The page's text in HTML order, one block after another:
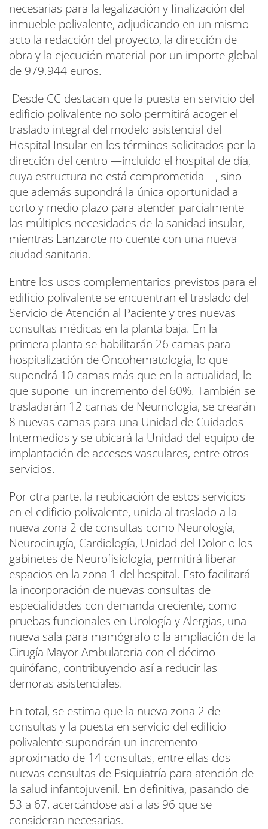
necesarias para la legalización y finalización del
inmueble polivalente, adjudicando en un mismo
acto la redacción del proyecto, la dirección de
obra y la ejecución material por un importe global
de 979.944 euros.
Desde CC destacan que la puesta en servicio del
edificio polivalente no solo permitirá acoger el
traslado integral del modelo asistencial del
Hospital Insular en los términos solicitados por la
dirección del centro —incluido el hospital de día,
cuya estructura no está comprometida—, sino
que además supondrá la única oportunidad a
corto y medio plazo para atender parcialmente
las múltiples necesidades de la sanidad insular,
mientras Lanzarote no cuente con una nueva
ciudad sanitaria.
Entre los usos complementarios previstos para el
edificio polivalente se encuentran el traslado del
Servicio de Atención al Paciente y tres nuevas
consultas médicas en la planta baja. En la
primera planta se habilitarán 26 camas para
hospitalización de Oncohematología, lo que
supondrá 10 camas más que en la actualidad, lo
que supone un incremento del 60%. También se
trasladarán 12 camas de Neumología, se crearán
8 nuevas camas para una Unidad de Cuidados
Intermedios y se ubicará la Unidad del equipo de
implantación de accesos vasculares, entre otros
servicios.
Por otra parte, la reubicación de estos servicios
en el edificio polivalente, unida al traslado a la
nueva zona 2 de consultas como Neurología,
Neurocirugía, Cardiología, Unidad del Dolor o los
gabinetes de Neurofisiología, permitirá liberar
espacios en la zona 1 del hospital. Esto facilitará
la incorporación de nuevas consultas de
especialidades con demanda creciente, como
pruebas funcionales en Urología y Alergias, una
nueva sala para mamógrafo o la ampliación de la
Cirugía Mayor Ambulatoria con el décimo
quirófano, contribuyendo así a reducir las
demoras asistenciales.
En total, se estima que la nueva zona 2 de
consultas y la puesta en servicio del edificio
polivalente supondrán un incremento
aproximado de 14 consultas, entre ellas dos
nuevas consultas de Psiquiatría para atención de
la salud infantojuvenil. En definitiva, pasando de
53 a 67, acercándose así a las 96 que se
consideran necesarias.